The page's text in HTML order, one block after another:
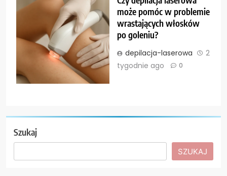
może pomóc w problemie
wrastających włosków
po goleniu?
depilacja-laserowa
2
tygodnie ago
0
Szukaj
SZUKAJ